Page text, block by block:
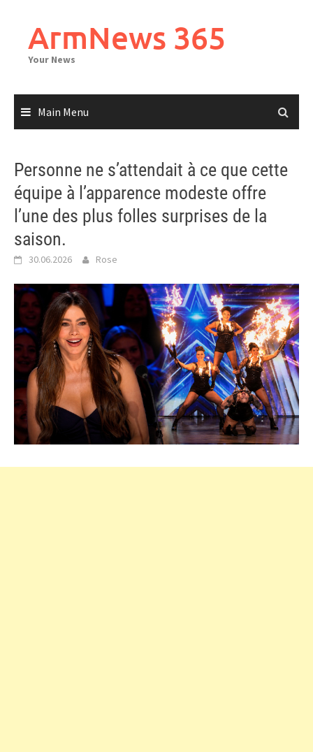
contentArmNews 365
Your News
Main Menu
Personne ne s’attendait à ce que cette
équipe à l’apparence modeste offre
l’une des plus folles surprises de la
saison.
30.06.2026 Rose